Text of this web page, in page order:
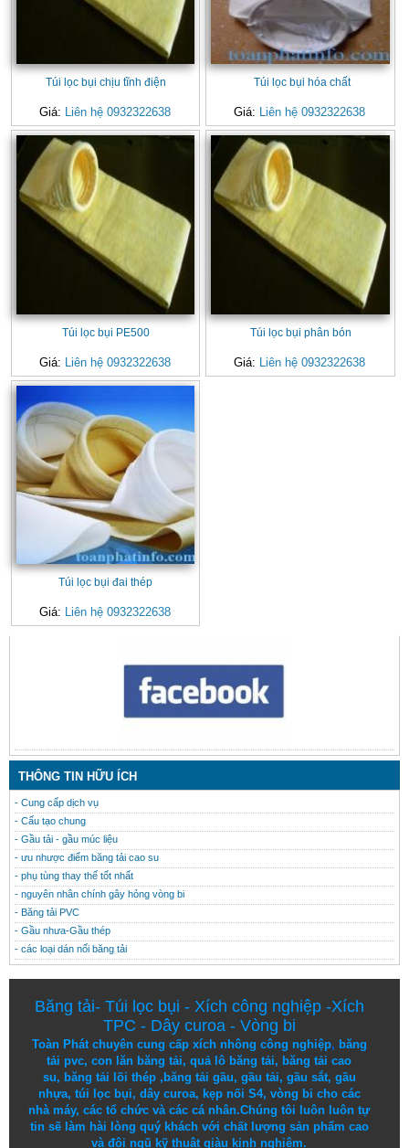
Túi lọc bụi chịu tĩnh điện
Giá: Liên hệ 0932322638
Túi lọc bụi hóa chất
Giá: Liên hệ 0932322638
Túi lọc bụi PE500
Giá: Liên hệ 0932322638
Túi lọc bụi phân bón
Giá: Liên hệ 0932322638
Túi lọc bụi đai thép
Giá: Liên hệ 0932322638
THÔNG TIN HỮU ÍCH
- Cung cấp dịch vụ
- Cấu tạo chung
- Gầu tải - gầu múc liệu
- ưu nhược điểm băng tải cao su
- phụ tùng thay thế tốt nhất
- nguyên nhân chính gây hỏng vòng bi
- Băng tải PVC
- Gầu nhưa-Gầu thép
- các loại dán nối băng tải
Băng tải- Túi lọc bụi - Xích công nghiệp-Xích
TPC - Dây curoa - Vòng bi
Toàn Phát chuyên cung cấp xích nhông công nghiệp, băng
tải pvc,con lăn băng tải,quả lô băng tải, băng tải cao
su, băng tải lõi thép, băng tải gầu, gầu tải, gầu sắt, gầu
nhựa, túi lọc bụi, dây curoa, kẹp nối S4, vòng bi cho các
nhà máy, các tổ chức và các cá nhân.Chúng tôi luôn luôn tự
tin sẽ làm hài lòng quý khách với chất lượng sảnphẩm cao
và đội ngũ kỹ thuật giàu kinh nghiệm.